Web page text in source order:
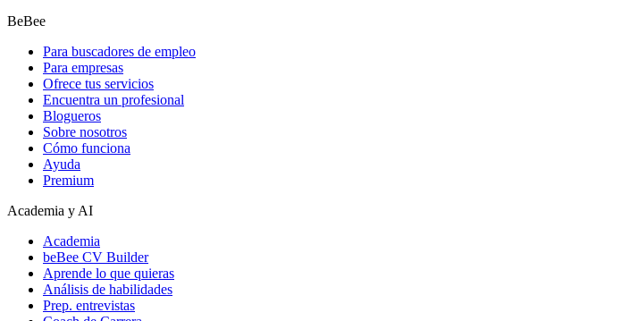
BeBee
Para buscadores de empleo
Para empresas
Ofrece tus servicios
Encuentra un profesional
Blogueros
Sobre nosotros
Cómo funciona
Ayuda
Premium
Academia y AI
Academia
beBee CV Builder
Aprende lo que quieras
Análisis de habilidades
Prep. entrevistas